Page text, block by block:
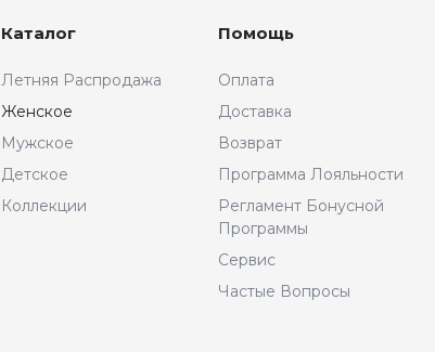
Каталог
Летняя Распродажа
Женское
Мужское
Детское
Коллекции
Помощь
Оплата
Доставка
Возврат
Программа Лояльности
Регламент Бонусной
Программы
Сервис
Частые Вопросы